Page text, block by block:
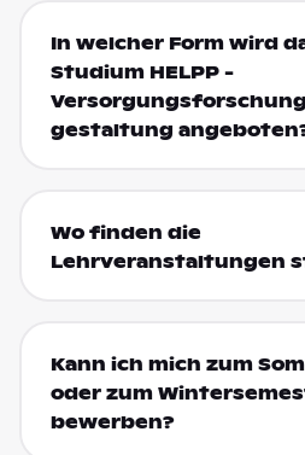
In welcher Form wird
Studium HELPP -
gestaltung
Wo finden die
Lehrveranstaltungen
Kann ich mich zum
oder zum
bewerben?